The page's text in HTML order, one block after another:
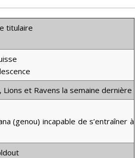
titulaire
et Ravens la semaine dernière
(genou) incapable de s’entraîner à